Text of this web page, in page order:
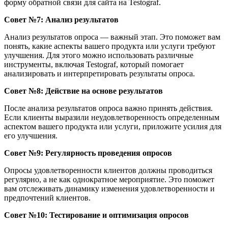
форму обратной связи для сайта на Testograf.
Совет №7: Анализ результатов
Анализ результатов опроса — важный этап. Это поможет вам
понять, какие аспекты вашего продукта или услуги требуют
улучшения. Для этого можно использовать различные
инструменты, включая Testograf, который помогает
анализировать и интерпретировать результаты опроса.
Совет №8: Действие на основе результатов
После анализа результатов опроса важно принять действия.
Если клиенты выразили неудовлетворенность определенным
аспектом вашего продукта или услуги, приложите усилия для
его улучшения.
Совет №9: Регулярность проведения опросов
Опросы удовлетворенности клиентов должны проводиться
регулярно, а не как однократное мероприятие. Это поможет
вам отслеживать динамику изменения удовлетворенности и
предпочтений клиентов.
Совет №10: Тестирование и оптимизация опросов